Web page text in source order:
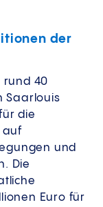
der
rund 40
Saarlouis
die
auf
und
Die
Euro für